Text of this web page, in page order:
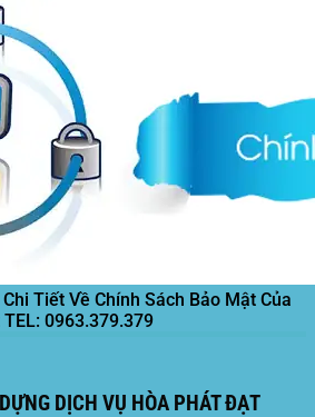
Tiết Về Chính Sách Bảo Mật Của
TEL: 0963.379.379
DỊCH VỤ HÒA PHÁT ĐẠT